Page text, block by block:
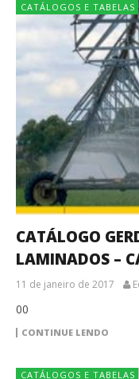
CATÁLOGOS E TABELAS
CATÁLOGO
LAMINADOS –
11 de janeiro de 2017
00
CONTINUE LENDO
CATÁLOGOS E TABELAS